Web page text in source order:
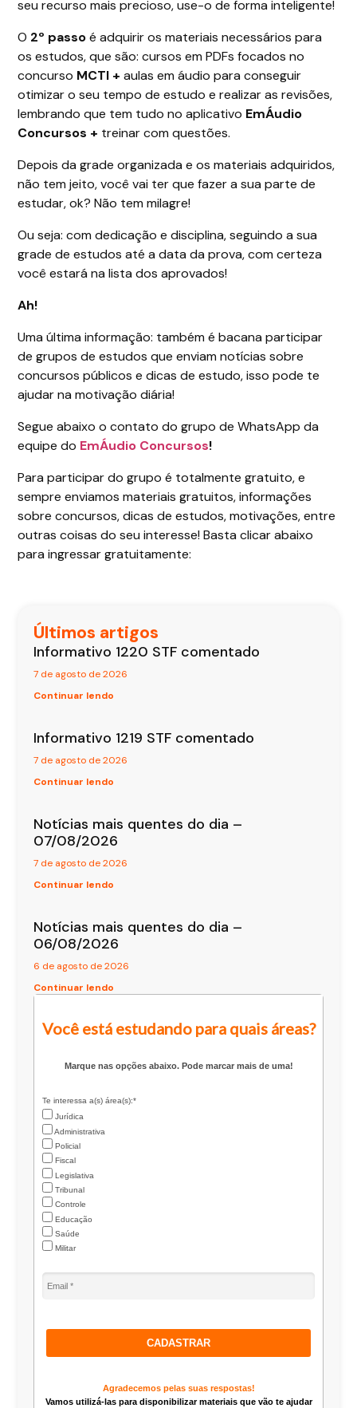
seu recurso mais precioso, use-o de forma inteligente!
O 2º passoé adquirir os materiais necessários para
os estudos, que são: cursos em PDFs focados no
concurso MCTI + aulas em áudio para conseguir
otimizar o seu tempo de estudo e realizar as revisões,
lembrando que tem tudo no aplicativo EmÁudio
Concursos + treinar com questões.
Depois da grade organizada e os materiais adquiridos,
não tem jeito, você vai ter que fazer a sua parte de
estudar, ok? Não tem milagre!
Ou seja: com dedicação e disciplina, seguindo a sua
grade de estudos até a data da prova, com certeza
você estará na lista dos aprovados!
Ah!
Uma última informação: também é bacana participar
de grupos de estudos que enviam notícias sobre
concursos públicos e dicas de estudo, isso pode te
ajudar na motivação diária!
Segue abaixo o contato do grupo de WhatsApp da
equipe do EmÁudio Concursos!
Para participar do grupo é totalmente gratuito, e
sempre enviamos materiais gratuitos, informações
sobre concursos, dicas de estudos, motivações, entre
outras coisas do seu interesse! Basta clicar abaixo
para ingressar gratuitamente:
Últimos artigos
Informativo 1220 STF comentado
7 de agosto de 2026
Continuar lendo
Informativo 1219 STF comentado
7 de agosto de 2026
Continuar lendo
Notícias mais quentes do dia –
07/08/2026
7 de agosto de 2026
Continuar lendo
Notícias mais quentes do dia –
06/08/2026
6 de agosto de 2026
Continuar lendo
Você está estudando para quais áreas?
Marque nas opções abaixo. Pode marcar mais de uma!
Te interessa a(s) área(s):*
Jurídica
Administrativa
Policial
Fiscal
Legislativa
Tribunal
Controle
Educação
Saúde
Militar
CADASTRAR
Agradecemos pelas suas respostas!
Vamos utilizá-las para disponibilizar materiais que vão te ajudar